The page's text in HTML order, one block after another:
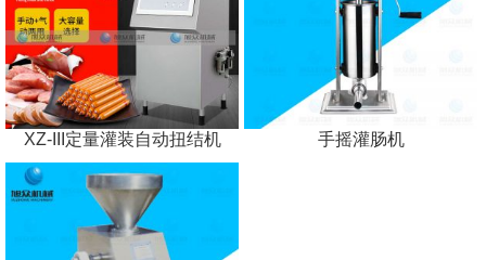
XZ-III定量灌装自动扭结机 手摇灌肠机